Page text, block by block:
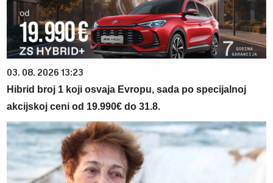
03. 08. 2026 13:23
Hibrid broj 1 koji osvaja Evropu, sada po specijalnoj
akcijskoj ceni od 19.990€ do 31.8.